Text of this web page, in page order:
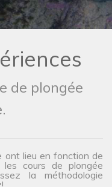
de plongée
ont lieu en fonction de
les cours de plongée
la méthodologie